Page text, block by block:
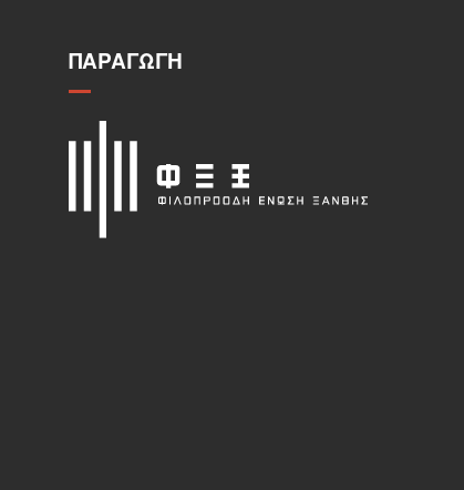
ΠΑΡΑΓΩΓΉ